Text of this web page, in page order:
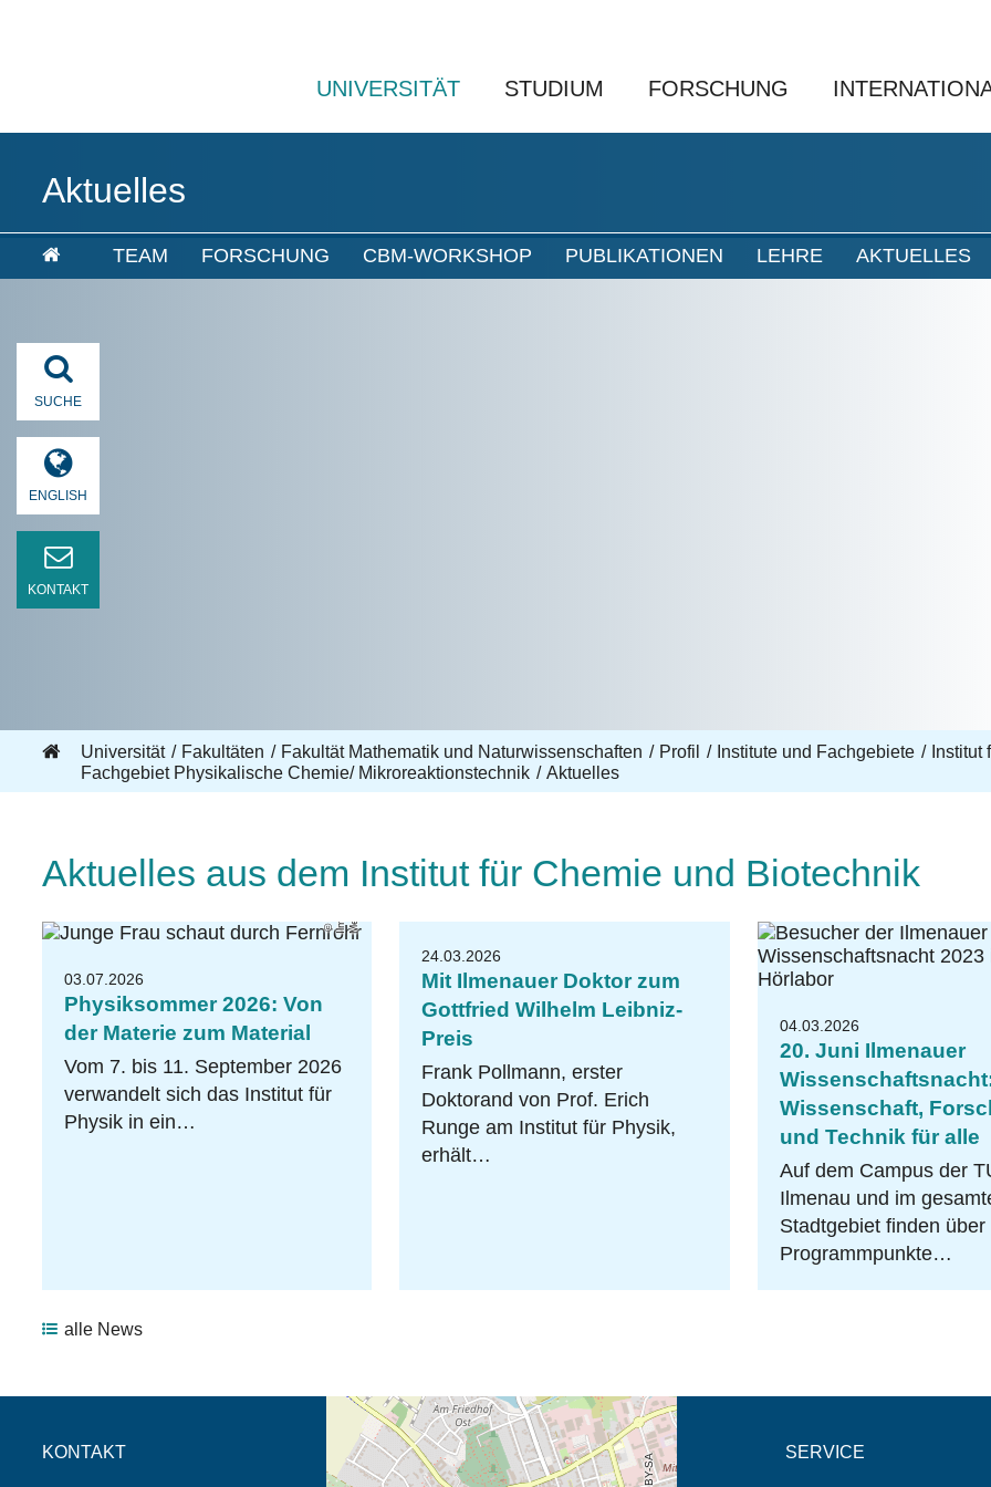
UNIVERSITÄT STUDIUM FORSCHUNG
Aktuelles
TEAM FORSCHUNG CBM-WORKSHOP PUBLIKATIONEN LEHRE AKTUELLES
SUCHE
ENGLISH
KONTAKT
Universität Fakultäten Fakultät Mathematik und Naturwissenschaften Profil Institute und Fachgebiete
Fachgebiet Physikalische Chemie/ Mikroreaktionstechnik
Aktuelles
Aktuelles aus dem Institut für Chemie und Biotechnik
a
as
03.07.2026
Physiksommer 2026: Von
der Materie zum Material
Vom 7. bis 11. September 2026
verwandelt sich das Institut für
Physik in ein…
24.03.2026
Mit Ilmenauer Doktor zum
Gottfried Wilhelm Leibniz-
Preis
Frank Pollmann, erster
Doktorand von Prof. Erich
Runge am Institut für Physik,
erhält…
04.03.2026
20. Juni Ilmenauer
Wissenschaft,
und Technik für alle
Auf dem Campus der
Ilmenau und im
Stadtgebiet finden über
Programmpunkte…
alle News
KONTAKT
Öffnet die Anfahrtsbeschreibung in neuem
Tab (Karte)
SERVICE